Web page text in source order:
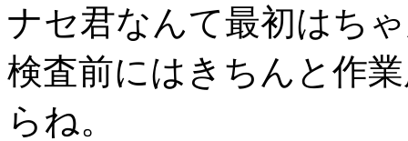
ナセ君なんて最初はち
検査前にはきちんと作
らね。